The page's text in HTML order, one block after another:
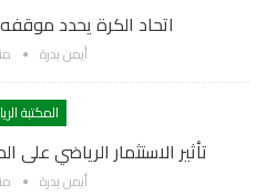
اتحاد الكرة يحدد
أيمن بدرة
المكتبة
تأثير الاستثمار الرياضي
أيمن بدرة